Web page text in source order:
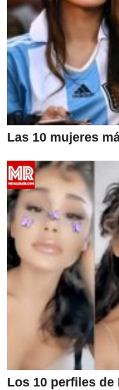
Las 10 mujeres
Los 10 perfiles de